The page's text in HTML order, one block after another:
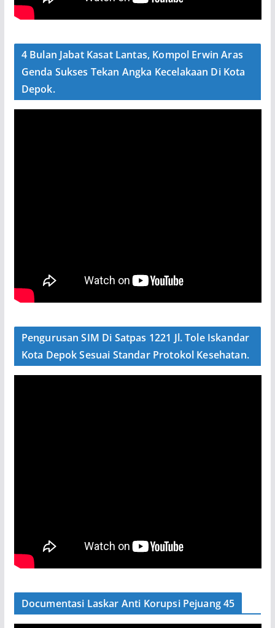
4 Bulan Jabat Kasat Lantas, Kompol Erwin Aras
Genda Sukses Tekan Angka Kecelakaan Di Kota
Depok.
Pengurusan SIM Di Satpas 1221 Jl. Tole Iskandar
Kota Depok Sesuai Standar Protokol Kesehatan.
Documentasi Laskar Anti Korupsi Pejuang 45